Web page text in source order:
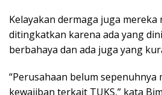
Kelayakan dermaga juga mereka
ditingkatkan karena ada yang
berbahaya dan ada juga yang
“Perusahaan belum sepenuhnya
kewajiban terkait TUKS,” kata